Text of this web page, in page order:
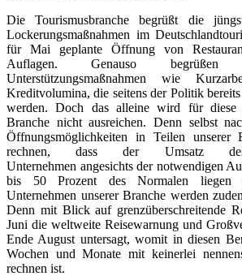
Die Tourismusbranche begrüßt die
Lockerungsmaßnahmen im
für Mai geplante Öffnung von
Auflagen. Genauso
Unterstützungsmaßnahmen wie
Kreditvolumina, die seitens der Politik
werden. Doch das alleine wird für diese
Branche nicht ausreichen. Denn selbst
Öffnungsmöglichkeiten in Teilen unserer
rechnen, dass der Umsatz der
Unternehmen angesichts der notwendigen
bis 50 Prozent des Normalen liegen
Unternehmen unserer Branche werden
Denn mit Blick auf grenzüberschreitende
Juni die weltweite Reisewarnung und
Ende August untersagt, womit in diesen
Wochen und Monate mit keinerlei
rechnen ist.